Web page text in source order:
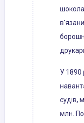
У 1890
судів,
млн.